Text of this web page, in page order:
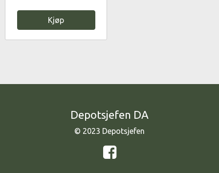
Kjøp
Depotsjefen DA
© 2023 Depotsjefen